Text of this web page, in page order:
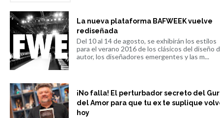
La nueva plataforma BAFWEEK vuelve
rediseñada
Del 10 al 14 de agosto, se exhibirán los estilos
para el verano 2016 de los clásicos del diseño
autor, los diseñadores emergentes y las m...
¡No falla! El perturbador secreto del
del Amor para que tu ex te suplique
hoy